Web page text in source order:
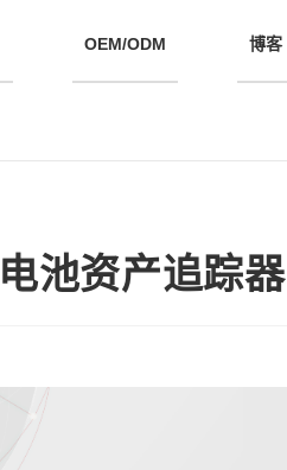
OEM/ODM 博客
池资产追踪器